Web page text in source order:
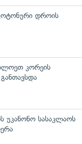
დროის
კორეის
უკანონო სასაკლაოს